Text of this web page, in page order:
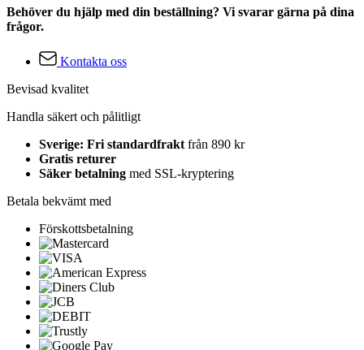
Behöver du hjälp med din beställning? Vi svarar gärna på dina
frågor.
Kontakta oss
Bevisad kvalitet
Handla säkert och pålitligt
Sverige: Fri standardfrakt från 890 kr
Gratis returer
Säker betalning med SSL-kryptering
Betala bekvämt med
Förskottsbetalning